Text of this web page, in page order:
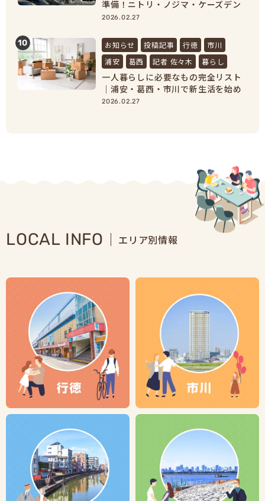
準備！ニトリ・ノジマ・ケーズデン
キで家具家電をまとめ買い
2026.02.27
10 お知らせ 投稿記事 行徳
市川
浦安
葛西 記者 佐々木 暮らし
一人暮らしに必要なもの完全リスト
｜浦安・葛西・市川で新生活を始め
る人向け準備ガイド
2026.02.27
LOCAL INFO エリア別情報